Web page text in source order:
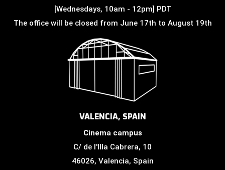
[Wednesdays, 10am - 12pm] PDT
The office will be closed from June 17th to August 19th
VALENCIA, SPAIN
Cinema campus
C/ de l'Illa Cabrera, 10
46026, Valencia, Spain